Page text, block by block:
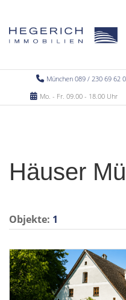
München 089 / 230 69 62
Mo. - Fr. 09.00 - 18.00 Uhr
Häuser
Objekte: 1